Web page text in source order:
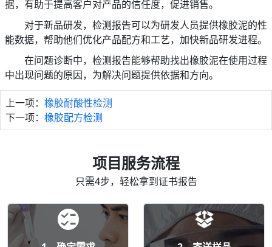
据，有助于提高客户对产品的信任度，促进销售。
对于新品研发，检测报告可以为研发人员提供橡胶泥的性
能数据，帮助他们优化产品配方和工艺，加快新品研发进程。
在问题诊断中，检测报告能够帮助找出橡胶泥在使用过程
中出现问题的原因，为解决问题提供依据和方向。
上一项： 橡胶耐酸性检测
下一项： 橡胶配方检测
项目服务流程
只需4步，轻松拿到证书报告